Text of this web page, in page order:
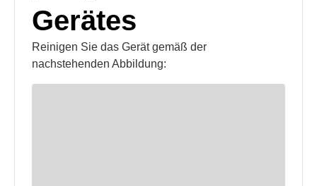
Gerätes
Reinigen Sie das Gerät gemäß der
nachstehenden Abbildung: